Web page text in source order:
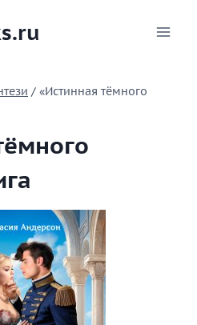
/ «Истинная тёмного